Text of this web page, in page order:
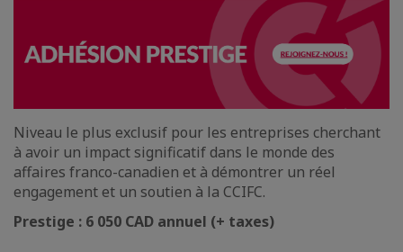
Niveau le plus exclusif pour les entreprises cherchant
à avoir un impact significatif dans le monde des
affaires franco-canadien et à démontrer un réel
engagement et un soutien à la CCIFC.
Prestige : 6 050 CAD annuel (+ taxes)